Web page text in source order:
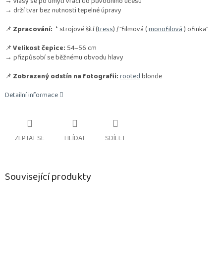
→ drží tvar bez nutnosti tepelné úpravy
📌Zpracování: * strojové šití (tress) / "filmová (monofilová) ofinka"
📌Velikost čepice: 54–56 cm
→ přizpůsobí se běžnému obvodu hlavy
📌Zobrazený odstín na fotografii:rootedblonde
Detailní informace
ZEPTAT SE HLÍDAT SDÍLET
Související produkty